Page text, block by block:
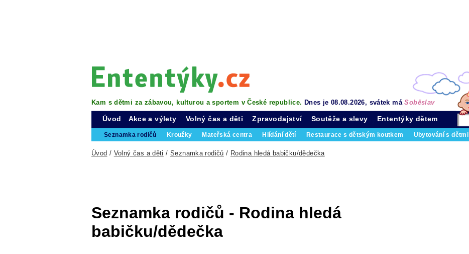
Kam s dětmi za zábavou, kulturou a sportem v České republice. Dnes je 08.08.2026, svátek máSoběslav
Úvod Akce a výlety Volný čas a děti
Seznamka rodičů Kroužky Mateřská centra Hlídání dětí Restaurace s dětským koutkem Ubytování s dětmi
Zpravodajství Soutěže a slevy Ententýky dětem
Úvod / Volný čas a děti /Seznamka rodičů / Rodina hledá babičku/dědečka
Seznamka rodičů - Rodina hledá
babičku/dědečka